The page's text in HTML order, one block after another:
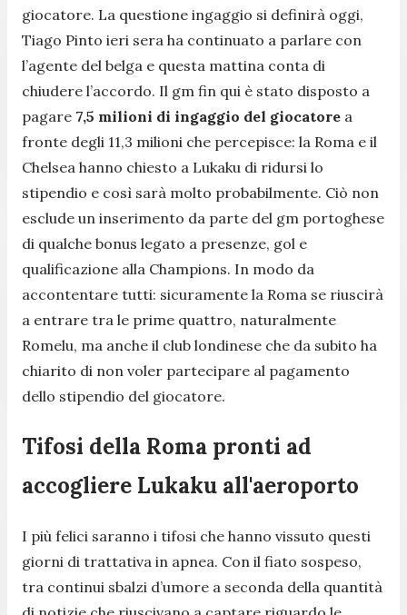
giocatore. La questione ingaggio si definirà oggi,
Tiago Pinto ieri sera ha continuato a parlare con
l’agente del belga e questa mattina conta di
chiudere l’accordo. Il gm fin qui è stato disposto a
pagare 7,5 milioni di ingaggio del giocatore a
fronte degli 11,3 milioni che percepisce: la Roma e il
Chelsea hanno chiesto a Lukaku di ridursi lo
stipendio e così sarà molto probabilmente. Ciò non
esclude un inserimento da parte del gm portoghese
di qualche bonus legato a presenze, gol e
qualificazione alla Champions. In modo da
accontentare tutti: sicuramente la Roma se riuscirà
a entrare tra le prime quattro, naturalmente
Romelu, ma anche il club londinese che da subito ha
chiarito di non voler partecipare al pagamento
dello stipendio del giocatore.
Tifosi della Roma pronti ad
accogliere Lukaku all'aeroporto
I più felici saranno i tifosi che hanno vissuto questi
giorni di trattativa in apnea. Con il fiato sospeso,
tra continui sbalzi d’umore a seconda della quantità